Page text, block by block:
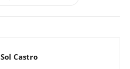
Sol Castro